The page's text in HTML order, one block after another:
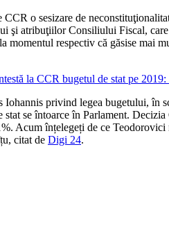
o sesizare de
şi atribuţiilor Consiliului Fiscal,
momentul respectiv că găsise mai
la CCR bugetul de stat pe
privind legea bugetului, în
se întoarce în Parlament. Decizia
Acum înțelegeți de ce
citat de Digi 24.